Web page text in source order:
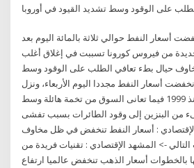
أسعار النفط حوالي ثلاثة بالمائة اليوم بعد
من فيروس كورونا تسببت في إغلاق أغلب
حيال بطء تعافي الطلب على الوقود وسط
أسعار النفط مجددا اليوم الأربعاء، ونزل
خام برنت لأقل مستوى منذ 1999 فيما تعانى السوق من تخمة هائلة وسط
من البنزين إلى وقود الطائرات بسبب تفشى
: أسعار النفط تنخفض في ظل مخاوف
-> المشهد الإقتصادي : تقنيات فريدة من
بالخطوات أسعار الذهب تنخفض عالميا ارتفاع